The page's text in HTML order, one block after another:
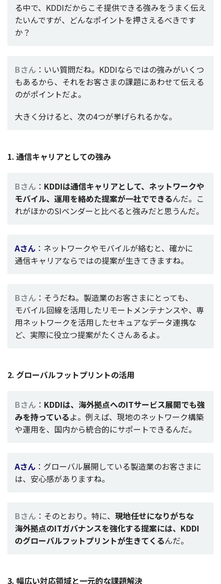
る中で、KDDIだからこそ提供できる強みをうまく伝え
たいんですが、どんなポイントを押さえるべきです
か？
Bさん ：いい質問だね。KDDIならではの強みがいくつ
もあるから、それをお客さまの課題にあわせて伝える
のがポイントだよ。
大きく分けると、次の4つが挙げられるかな。
1. 通信キャリアとしての強み
Bさん ： KDDIは通信キャリアとして、 ネッ トワークや
モバイル、 運用を絡めた提案が一社でできるんだ。こ
れがほかのSIベンダー と比べると強みだと思うんだ。
Aさん ： ネットワークやモバイルが絡むと、確かに
通信キャリアならではの提案が生きてきますね。
Bさん ：そうだね。 製造業のお客さまにとっても、
モバイル回線を活用したリ モー トメンテナンスや、専
用ネッ トワークを活用したセキュアなデータ連携な
ど、 実際に役立つ提案がたくさんあるよ。
2. グローバルフットプリントの活用
Bさん ： KDDIは、 海外拠点へのITサービス展開でも強
みを持っているよ。例えば、 現地のネッ トワーク構築
や運用を、 国内から統合的にサポートできるんだ。
Aさん ： グローバル展開している製造業のお客さまに
は、 安心感がありますね。
Bさん ：そのとおり。特に、 現地任せになりがちな
海外拠点のITガバナンスを強化する提案には、KDDI
のグローバルフッ トプリントが生きてくるんだ。
3. 幅広い対応領域と一元的な課題解決